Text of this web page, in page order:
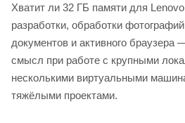
Хватит ли 32 ГБ памяти для
разработки, обработки
документов и активного браузера
смысл при работе с крупными
несколькими виртуальными
тяжёлыми проектами.